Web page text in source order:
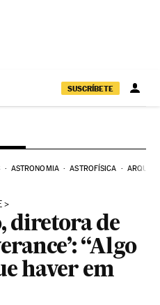
SUSCRÍBETE
ASTRONOMIA ASTROFÍSICA
diretora de
“Algo
haver em